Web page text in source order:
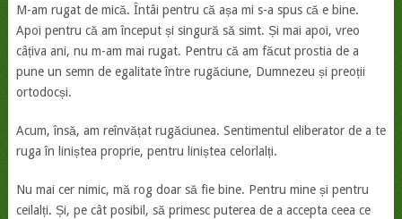
M-am rugat de mică. Întâi pentru că așa mi s-a spus că e bine.
Apoi pentru că am început și singură să simt. Și mai apoi, vreo
câțiva ani, nu m-am mai rugat. Pentru că am făcut prostia de a
pune un semn de egalitate între rugăciune, Dumnezeu și preoții
ortodocși.
Acum, însă, am reînvățat rugăciunea. Sentimentul eliberator de a te
ruga în liniștea proprie, pentru liniștea celorlalți.
Nu mai cer nimic, mă rog doar să fie bine. Pentru mine și pentru
ceilalți. Și, pe cât posibil, să primesc puterea de a accepta ceea ce